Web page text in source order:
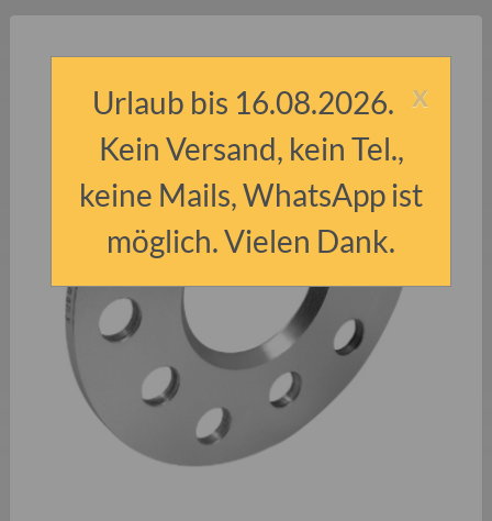
x
Urlaub bis 16.08.2026.
Kein Versand, kein Tel.,
keine Mails, WhatsApp ist
möglich. Vielen Dank.